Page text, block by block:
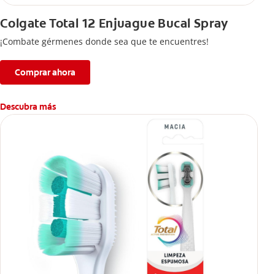
Colgate Total 12 Enjuague Bucal Spray
¡Combate gérmenes donde sea que te encuentres!
Comprar ahora
Descubra más